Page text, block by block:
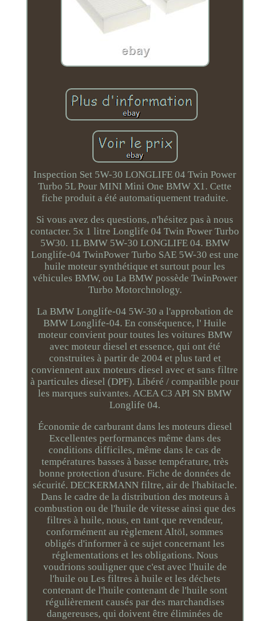
Inspection Set 5W-30 LONGLIFE 04 Twin Power
Turbo 5L Pour MINI Mini One BMW X1. Cette
fiche produit a été automatiquement traduite.
Si vous avez des questions, n'hésitez pas à nous
contacter. 5x 1 litre Longlife 04 Twin Power Turbo
5W30. 1L BMW 5W-30 LONGLIFE 04. BMW
Longlife-04 TwinPower Turbo SAE 5W-30 est une
huile moteur synthétique et surtout pour les
véhicules BMW, ou La BMW possède TwinPower
Turbo Motorchnology.
La BMW Longlife-04 5W-30 a l'approbation de
BMW Longlife-04. En conséquence, l' Huile
moteur convient pour toutes les voitures BMW
avec moteur diesel et essence, qui ont été
construites à partir de 2004 et plus tard et
conviennent aux moteurs diesel avec et sans filtre
à particules diesel (DPF). Libéré / compatible pour
les marques suivantes. ACEA C3 API SN BMW
Longlife 04.
Économie de carburant dans les moteurs diesel
Excellentes performances même dans des
conditions difficiles, même dans le cas de
températures basses à basse température, très
bonne protection d'usure. Fiche de données de
sécurité. DECKERMANN filtre, air de l'habitacle.
Dans le cadre de la distribution des moteurs à
combustion ou de l'huile de vitesse ainsi que des
filtres à huile, nous, en tant que revendeur,
conformément au règlement Altöl, sommes
obligés d'informer à ce sujet concernant les
réglementations et les obligations. Nous
voudrions souligner que c'est avec l'huile de
l'huile ou Les filtres à huile et les déchets
contenant de l'huile contenant de l'huile sont
régulièrement causés par des marchandises
dangereuses, qui doivent être éliminées de